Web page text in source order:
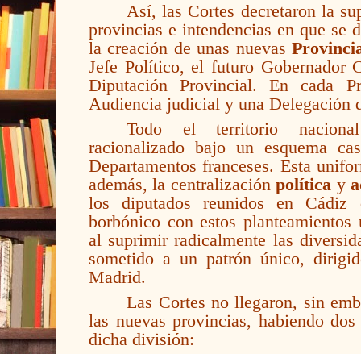
Así, las Cortes decretaron la
provincias e intendencias en que se
la creación de unas nuevas
Jefe Político, el futuro Gobernador
Diputación Provincial. En cada
Audiencia judicial y una Delegación
Todo el territorio
racionalizado bajo un esquema
Departamentos franceses. Esta
además, la centralizaciónpolítica y
los diputados reunidos en Cádiz
borbónico con estos
al suprimir radicalmente las
sometido a un patrón único,
Madrid.
Las Cortes no llegaron, sin
las nuevas provincias, habiendo
dicha división: